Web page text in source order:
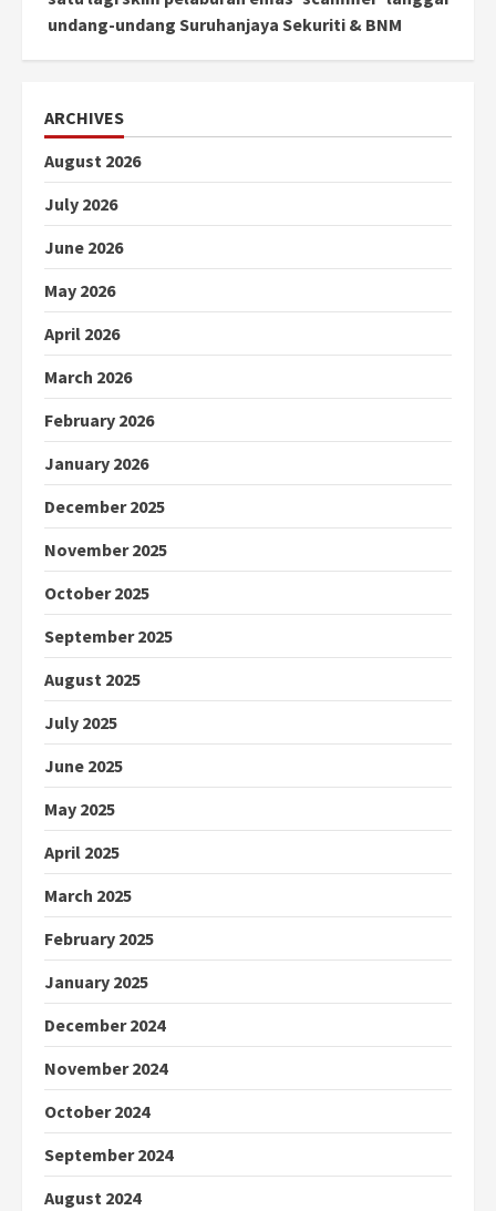
undang-undang Suruhanjaya Sekuriti & BNM
ARCHIVES
August 2026
July 2026
June 2026
May 2026
April 2026
March 2026
February 2026
January 2026
December 2025
November 2025
October 2025
September 2025
August 2025
July 2025
June 2025
May 2025
April 2025
March 2025
February 2025
January 2025
December 2024
November 2024
October 2024
September 2024
August 2024